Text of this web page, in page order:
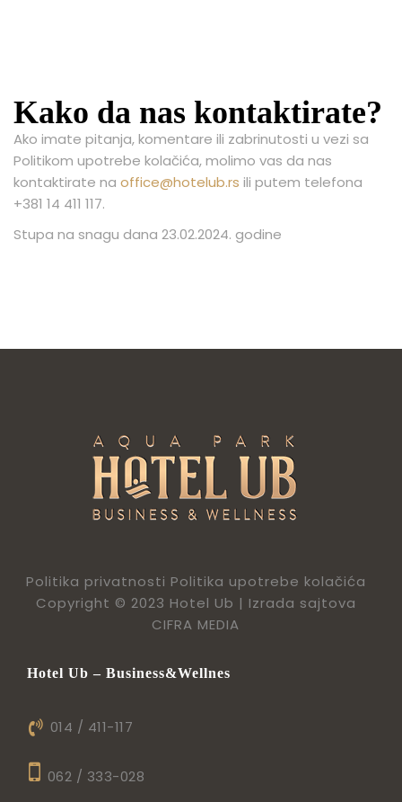
Kako da nas kontaktirate?
Ako imate pitanja, komentare ili zabrinutosti u vezi sa
Politikom upotrebe kolačića, molimo vas da nas
kontaktirate na office@hotelub.rs ili putem telefona
+381 14 411 117.
Stupa na snagu dana 23.02.2024. godine
Politika privatnosti Politika upotrebe kolačića
Copyright © 2023 Hotel Ub | Izrada sajtova
CIFRA MEDIA
Hotel Ub – Business&Wellnes
014 / 411-117
062 / 333-028